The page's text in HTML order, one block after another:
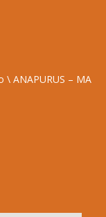
\ ANAPURUS – MA